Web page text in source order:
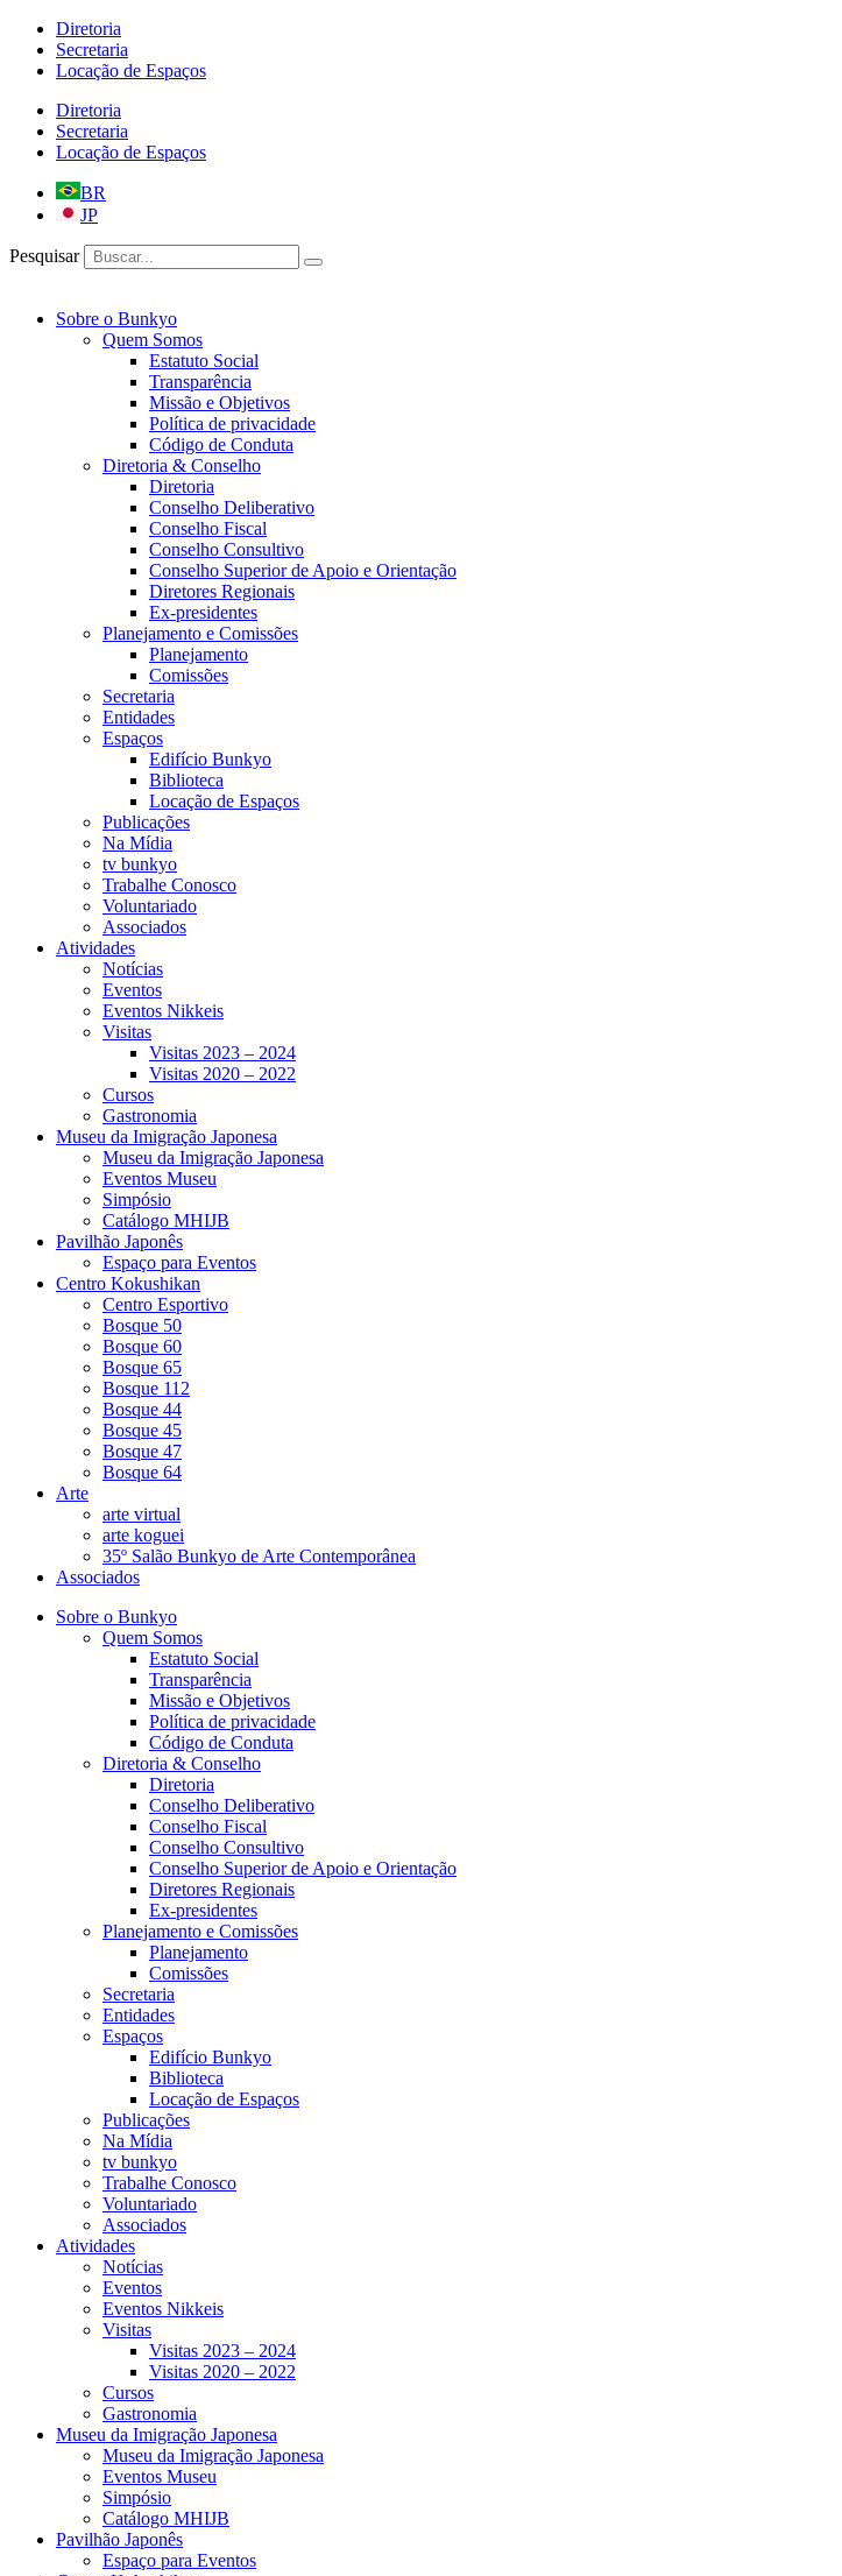
para
Diretoria
Secretaria
Locação de Espaços
Diretoria
Secretaria
Locação de Espaços
BR
JP
Pesquisar
Sobre o Bunkyo
Quem Somos
Estatuto Social
Transparência
Missão e Objetivos
Política de privacidade
Código de Conduta
Diretoria & Conselho
Diretoria
Conselho Deliberativo
Conselho Fiscal
Conselho Consultivo
Conselho Superior de Apoio e Orientação
Diretores Regionais
Ex-presidentes
Planejamento e Comissões
Planejamento
Comissões
Secretaria
Entidades
Espaços
Edifício Bunkyo
Biblioteca
Locação de Espaços
Publicações
Na Mídia
tv bunkyo
Trabalhe Conosco
Voluntariado
Associados
Atividades
Notícias
Eventos
Eventos Nikkeis
Visitas
Visitas 2023 – 2024
Visitas 2020 – 2022
Cursos
Gastronomia
Museu da Imigração Japonesa
Museu da Imigração Japonesa
Eventos Museu
Simpósio
Catálogo MHIJB
Pavilhão Japonês
Espaço para Eventos
Centro Kokushikan
Centro Esportivo
Bosque 50
Bosque 60
Bosque 65
Bosque 112
Bosque 44
Bosque 45
Bosque 47
Bosque 64
Arte
arte virtual
arte koguei
35º Salão Bunkyo de Arte Contemporânea
Associados
Sobre o Bunkyo
Quem Somos
Estatuto Social
Transparência
Missão e Objetivos
Política de privacidade
Código de Conduta
Diretoria & Conselho
Diretoria
Conselho Deliberativo
Conselho Fiscal
Conselho Consultivo
Conselho Superior de Apoio e Orientação
Diretores Regionais
Ex-presidentes
Planejamento e Comissões
Planejamento
Comissões
Secretaria
Entidades
Espaços
Edifício Bunkyo
Biblioteca
Locação de Espaços
Publicações
Na Mídia
tv bunkyo
Trabalhe Conosco
Voluntariado
Associados
Atividades
Notícias
Eventos
Eventos Nikkeis
Visitas
Visitas 2023 – 2024
Visitas 2020 – 2022
Cursos
Gastronomia
Museu da Imigração Japonesa
Museu da Imigração Japonesa
Eventos Museu
Simpósio
Catálogo MHIJB
Pavilhão Japonês
Espaço para Eventos